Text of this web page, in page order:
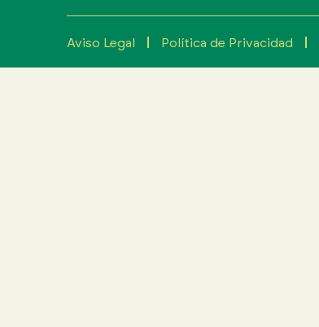
Aviso Legal Política de Privacidad